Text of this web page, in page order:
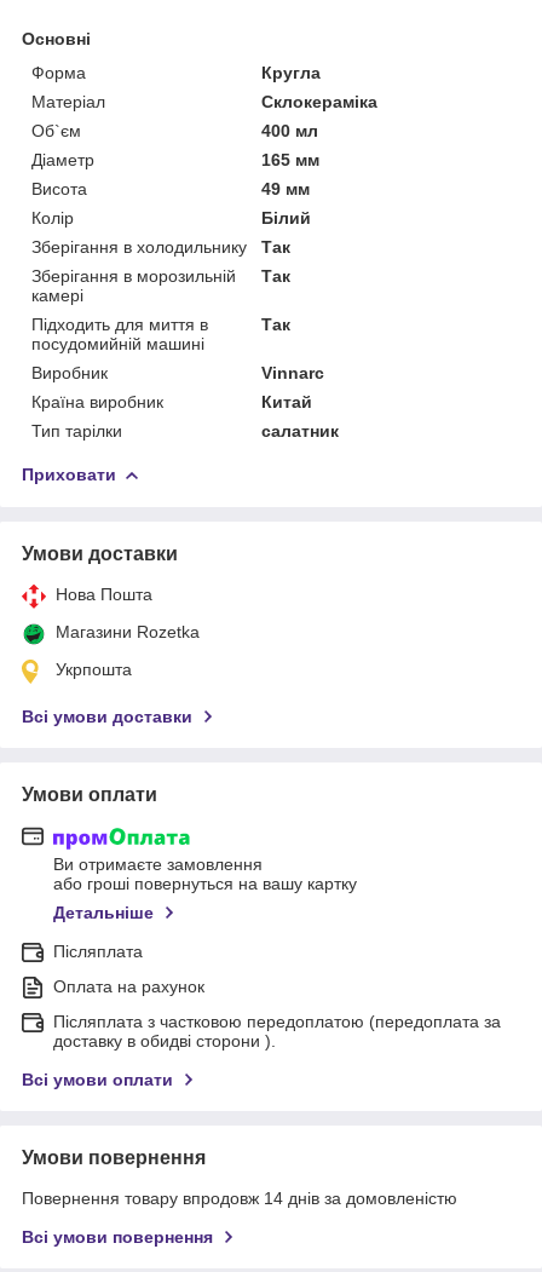
Основні
Форма
Кругла
Матеріал
Склокераміка
Об`єм
400 мл
Діаметр
165 мм
Висота
49 мм
Колір
Білий
Зберігання в холодильнику
Так
Зберігання в морозильній
камері
Так
Підходить для миття в
посудомийній машині
Так
Виробник
Vinnarc
Країна виробник
Китай
Тип тарілки
салатник
Приховати
Умови доставки
Нова Пошта
Магазини Rozetka
Укрпошта
Всі умови доставки
Умови оплати
Ви отримаєте замовлення
або гроші повернуться на вашу картку
Детальніше
Післяплата
Оплата на рахунок
Післяплата з частковою передоплатою (передоплата за
доставку в обидві сторони ).
Всі умови оплати
Умови повернення
Повернення товару впродовж 14 днів за домовленістю
Всі умови повернення